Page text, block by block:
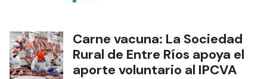
Carne vacuna: La Sociedad
Rural de Entre Ríos apoya el
aporte voluntario al IPCVA